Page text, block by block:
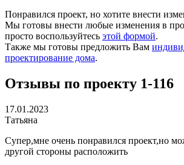
Понравился проект, но хотите внести
Мы готовы внести любые изменения в
просто воспользуйтесь этой формой.
Также мы готовы предложить Вам
проектирование дома.
Отзывы по проекту 1-116
17.01.2023
Татьяна
Супер,мне очень понравился проект,но
другой стороны расположить